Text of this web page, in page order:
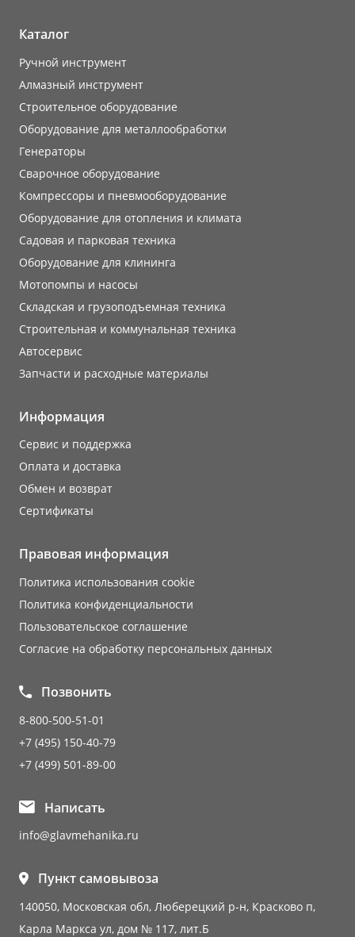
Каталог
Ручной инструмент
Алмазный инструмент
Строительное оборудование
Оборудование для металлообработки
Генераторы
Сварочное оборудование
Компрессоры и пневмооборудование
Оборудование для отопления и климата
Садовая и парковая техника
Оборудование для клининга
Мотопомпы и насосы
Складская и грузоподъемная техника
Строительная и коммунальная техника
Автосервис
Запчасти и расходные материалы
Информация
Сервис и поддержка
Оплата и доставка
Обмен и возврат
Сертификаты
Правовая информация
Политика использования cookie
Политика конфиденциальности
Пользовательское соглашение
Согласие на обработку персональных данных
Позвонить
8-800-500-51-01
+7 (495) 150-40-79
+7 (499) 501-89-00
Написать
info@glavmehanika.ru
Пункт самовывоза
140050, Московская обл, Люберецкий р-н, Красково п,
Карла Маркса ул, дом № 117, лит.Б